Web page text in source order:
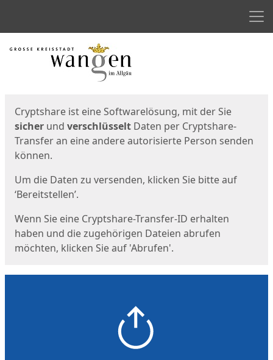
Start
Cryptshare ist eine Softwarelösung, mit der Sie
sicher und verschlüsselt Daten per Cryptshare-
Transfer an eine andere autorisierte Person senden
können.
Um die Daten zu versenden, klicken Sie bitte auf
‘Bereitstellen’.
Wenn Sie eine Cryptshare-Transfer-ID erhalten
haben und die zugehörigen Dateien abrufen
möchten, klicken Sie auf 'Abrufen'.